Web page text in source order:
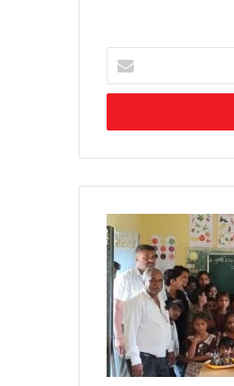
your
Email